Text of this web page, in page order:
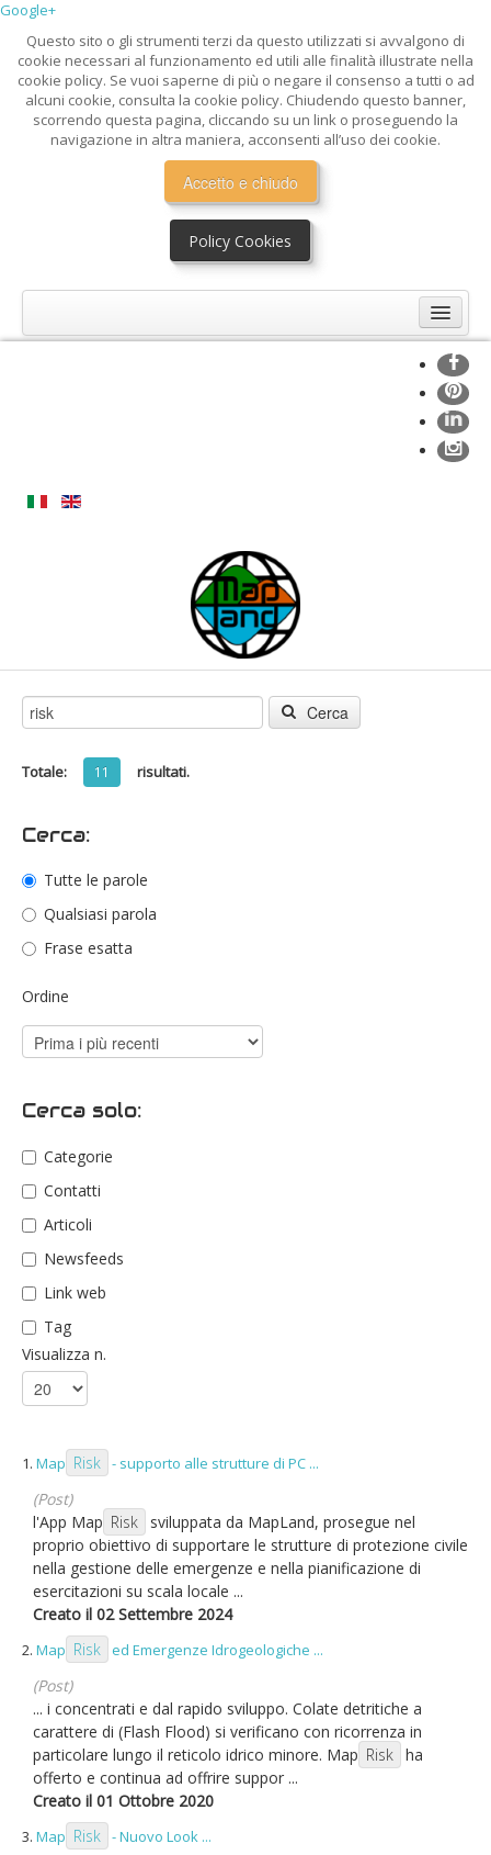
Google+
Questo sito o gli strumenti terzi da questo utilizzati si avvalgono di
cookie necessari al funzionamento ed utili alle finalità illustrate nella
cookie policy. Se vuoi saperne di più o negare il consenso a tutti o ad
alcuni cookie, consulta la cookie policy. Chiudendo questo banner,
scorrendo questa pagina, cliccando su un link o proseguendo la
navigazione in altra maniera, acconsenti all’uso dei cookie.
Accetto e chiudo
Policy Cookies
Cerca
Totale: 11 risultati.
Cerca:
Tutte le parole
Qualsiasi parola
Frase esatta
Ordine
Cerca solo:
Categorie
Contatti
Articoli
Newsfeeds
Link web
Tag
Visualizza n.
1. Map Risk - supporto alle strutture di PC ...
(Post)
l'App Map Risk
sviluppata da MapLand, prosegue nel
proprio obiettivo di supportare le strutture di protezione civile
nella gestione delle emergenze e nella pianificazione di
esercitazioni su scala locale ...
Creato il 02 Settembre 2024
2. Map Risk ed Emergenze Idrogeologiche ...
(Post)
... i concentrati e dal rapido sviluppo. Colate detritiche a
carattere di (Flash Flood) si verificano con ricorrenza in
particolare lungo il reticolo idrico minore. Map Risk ha
offerto e continua ad offrire suppor ...
Creato il 01 Ottobre 2020
3. Map Risk - Nuovo Look ...